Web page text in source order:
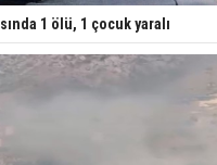
1 ölü, 1 çocuk yaralı